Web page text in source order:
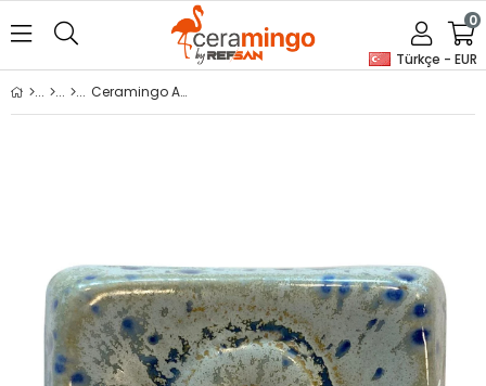
Türkçe - EUR
0
Ceramingo Artistik Seramik Sırı - GC1709 Meteor Drop